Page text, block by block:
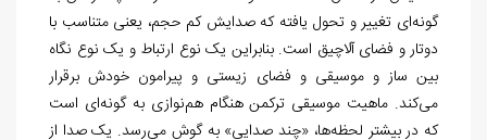
گونه‌ای تغییر و تحول یافته که صدایش کم حجم، یعنی متناسب با
دوتار و فضای آلاچیق است. بنابراین یک نوع ارتباط و یک نوع نگاه
بین ساز و موسیقی و فضای زیستی و پیرامون خودش برقرار
می‌کند. ماهیت موسیقی ترکمن هنگام هم‌نوازی به گونه‌ای است
که در بیشتر لحظه‌ها، «چند صدایی» به گوش می‌رسد. یک صدا از